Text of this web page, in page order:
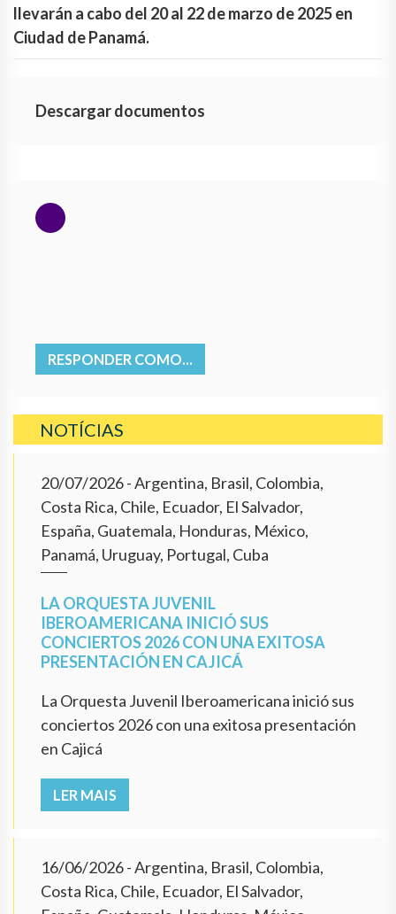
llevarán a cabo del 20 al 22 de marzo de 2025 en
Ciudad de Panamá.
Descargar documentos
RESPONDER COMO...
NOTÍCIAS
20/07/2026- Argentina, Brasil, Colombia,
Costa Rica, Chile, Ecuador, El Salvador,
España, Guatemala, Honduras, México,
Panamá, Uruguay, Portugal, Cuba
LA ORQUESTA JUVENIL
IBEROAMERICANA INICIÓ SUS
CONCIERTOS 2026 CON UNA EXITOSA
PRESENTACIÓN EN CAJICÁ
La Orquesta Juvenil Iberoamericana inició sus
conciertos 2026 con una exitosa presentación
en Cajicá
LER MAIS
16/06/2026- Argentina, Brasil, Colombia,
Costa Rica, Chile, Ecuador, El Salvador,